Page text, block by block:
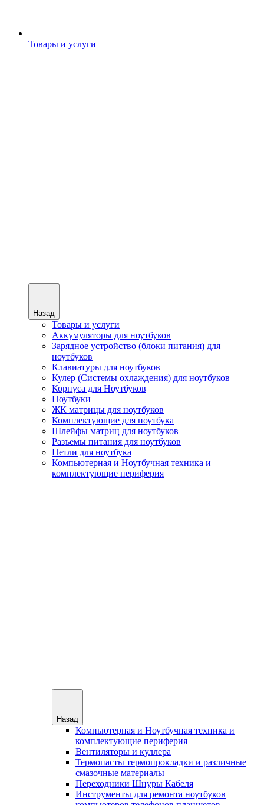
Товары и услуги
Назад
Товары и услуги
Аккумуляторы для ноутбуков
Зарядное устройство (блоки питания) для
ноутбуков
Клавиатуры для ноутбуков
Кулер (Системы охлаждения) для ноутбуков
Корпуса для Ноутбуков
Ноутбуки
ЖК матрицы для ноутбуков
Комплектующие для ноутбука
Шлейфы матриц для ноутбуков
Разъемы питания для ноутбуков
Петли для ноутбука
Компьютерная и Ноутбучная техника и
комплектующие периферия
Назад
Компьютерная и Ноутбучная техника и
комплектующие периферия
Вентиляторы и куллера
Термопасты термопрокладки и различные
смазочные материалы
Переходники Шнуры Кабеля
Инструменты для ремонта ноутбуков